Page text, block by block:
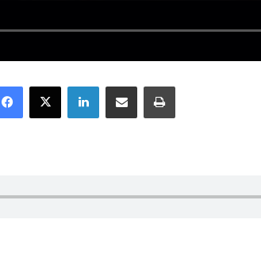
Facebook
X LinkedinPartager par email Imprimer